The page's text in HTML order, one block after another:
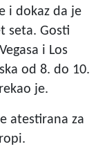
i dokaz da je
seta. Gosti
i Los
od 8. do 10.
je.
atestirana za